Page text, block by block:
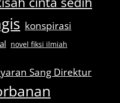
konspirasi
novel fiksi ilmiah
Sang Direktur